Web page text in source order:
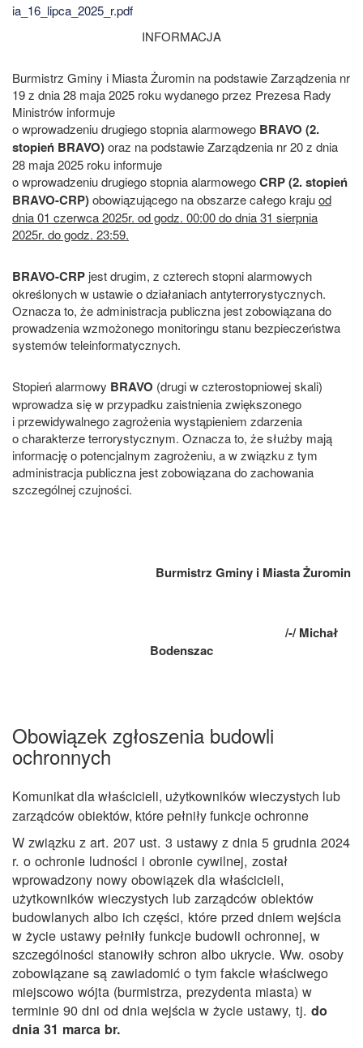
ia_16_lipca_2025_r.pdf
INFORMACJA
Burmistrz Gminy i Miasta Żuromin na podstawie Zarządzenia nr
19 z dnia 28 maja 2025 roku wydanego przez Prezesa Rady
Ministrów informuje
o wprowadzeniu drugiego stopnia alarmowego BRAVO (2.
stopień BRAVO)oraz na podstawie Zarządzenia nr 20 z dnia
28 maja 2025 roku informuje
o wprowadzeniu drugiego stopnia alarmowegoCRP (2. stopień
BRAVO-CRP)obowiązującego na obszarze całego krajuod
dnia 01 czerwca 2025r. od godz. 00:00 do dnia 31 sierpnia
2025r. do godz. 23:59.
BRAVO-CRP jest drugim, z czterech stopni alarmowych
określonych w ustawie o działaniach antyterrorystycznych.
Oznacza to, że administracja publiczna jest zobowiązana do
prowadzenia wzmożonego monitoringu stanu bezpieczeństwa
systemów teleinformatycznych.
Stopień alarmowy BRAVO (drugi w czterostopniowej skali)
wprowadza się w przypadku zaistnienia zwiększonego
i przewidywalnego zagrożenia wystąpieniem zdarzenia
o charakterze terrorystycznym. Oznacza to, że służby mają
informację o potencjalnym zagrożeniu, a w związku z tym
administracja publiczna jest zobowiązana do zachowania
szczególnej czujności.
Burmistrz Gminy i Miasta Żuromin
/-/ Michał
Bodenszac
Obowiązek zgłoszenia budowli
ochronnych
Komunikat dla właścicieli, użytkowników wieczystych lub
zarządców obiektów, które pełniły funkcje ochronne
W związku z art. 207 ust. 3 ustawy z dnia 5 grudnia 2024
r. o ochronie ludności i obronie cywilnej, został
wprowadzony nowy obowiązek dla właścicieli,
użytkowników wieczystych lub zarządców obiektów
budowlanych albo ich części, które przed dniem wejścia
w życie ustawy pełniły funkcje budowli ochronnej, w
szczególności stanowiły schron albo ukrycie. Ww. osoby
zobowiązane są zawiadomić o tym fakcie właściwego
miejscowo wójta (burmistrza, prezydenta miasta) w
terminie 90 dni od dnia wejścia w życie ustawy, tj. do
dnia 31 marca br.